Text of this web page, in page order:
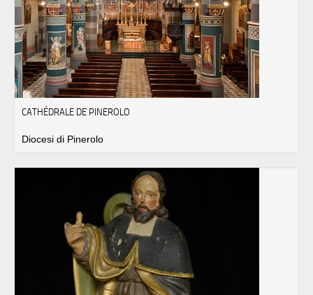
CATHÉDRALE DE PINEROLO
Diocesi di Pinerolo